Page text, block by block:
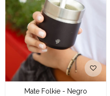
Mate Folkie - Negro